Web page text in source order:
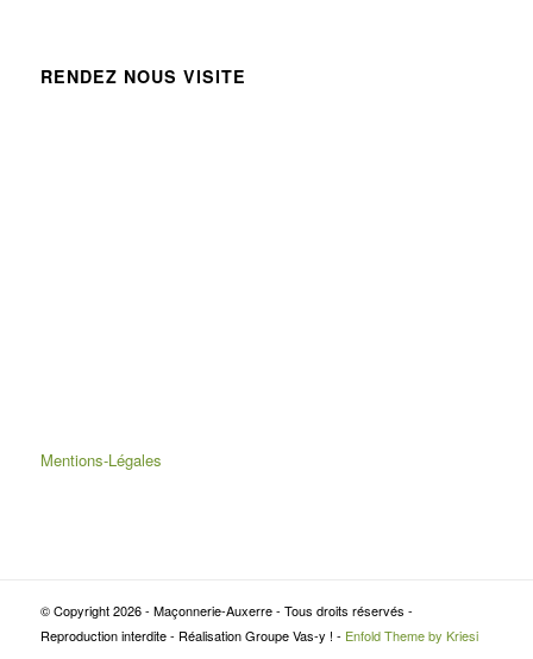
RENDEZ NOUS VISITE
Mentions-Légales
© Copyright 2026 - Maçonnerie-Auxerre - Tous droits réservés -
Reproduction interdite - Réalisation Groupe Vas-y ! - Enfold Theme by Kriesi